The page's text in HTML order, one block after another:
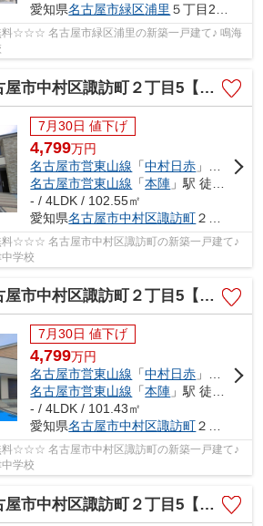
愛知県名古屋市緑区浦里 ５丁目209-1
☆☆☆ 名古屋市緑区浦里の新築一戸建て♪ 鳴海
村区諏訪町２丁目5【仲介手数料無料】新築一戸建て 1号棟
7月30日 値下げ
4,799万円
名古屋市営東山線 「中村日赤 」駅 徒歩18分
名古屋市営東山線 「本陣 」駅 徒歩18分
- / 4LDK / 102.55㎡
愛知県名古屋市中村区諏訪町２丁目5
☆☆☆ 名古屋市中村区諏訪町の新築一戸建て♪
学校
村区諏訪町２丁目5【仲介手数料無料】新築一戸建て 2号棟
7月30日 値下げ
4,799万円
名古屋市営東山線 「中村日赤 」駅 徒歩18分
名古屋市営東山線 「本陣 」駅 徒歩18分
- / 4LDK / 101.43㎡
愛知県名古屋市中村区諏訪町２丁目5
☆☆☆ 名古屋市中村区諏訪町の新築一戸建て♪
学校
村区諏訪町２丁目5【仲介手数料無料】新築一戸建て 3号棟